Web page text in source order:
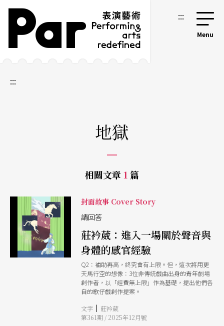
跳到主要內容區塊
網站導覽 :::
:::
地獄
相關文章 1 篇
封面故事 Cover Story
請回答
莊衿葳：進入一場關於聲音與
身體的感官經驗
Q2：補助再高，終究會有上限。但，這次將用更
天馬行空的想像：3位非傳統戲曲出身的青年劇場
創作者，以「經費無上限」作為基礎，提出他們各
自的歌仔戲創作提案。
文字 | 莊衿葳
第361期 / 2025年12月號